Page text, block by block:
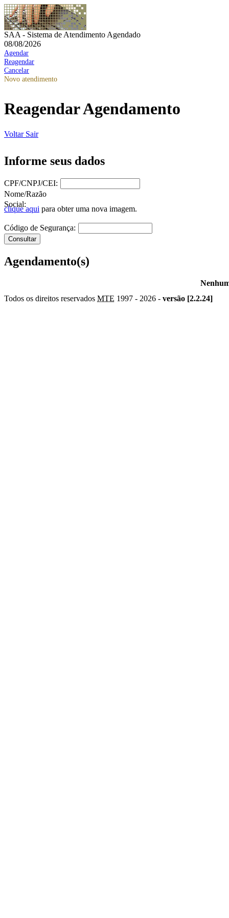
SAA - Sistema de Atendimento Agendado
08/08/2026
Agendar
Reagendar
Cancelar
Novo atendimento
Reagendar Agendamento
Voltar Sair
Informe seus dados
CPF/CNPJ/CEI:
Nome/Razão
Social:
clique aqui para obter uma nova imagem.
Código de Segurança:
Agendamento(s)
Todos os direitos reservados MTE 1997 - 2026 - versão [2.2.24]